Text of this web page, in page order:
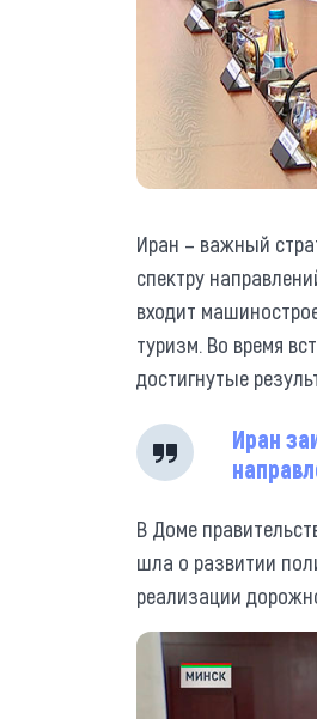
Иран – важный
спектру
входит
туризм. Во время
достигнутые
Иран
В Доме
шла о развитии
реализации